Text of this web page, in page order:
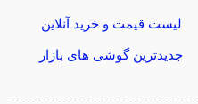
لیست قیمت و خرید آنلاین
جدیدترین گوشی های بازار